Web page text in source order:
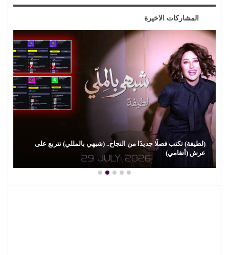
المشاركات الاخيرة
(لطيفة) تكتب فصلًا جديدًا من النجاح.. (شبهي بالمللي) تتربع على
عرش (أنغامي)